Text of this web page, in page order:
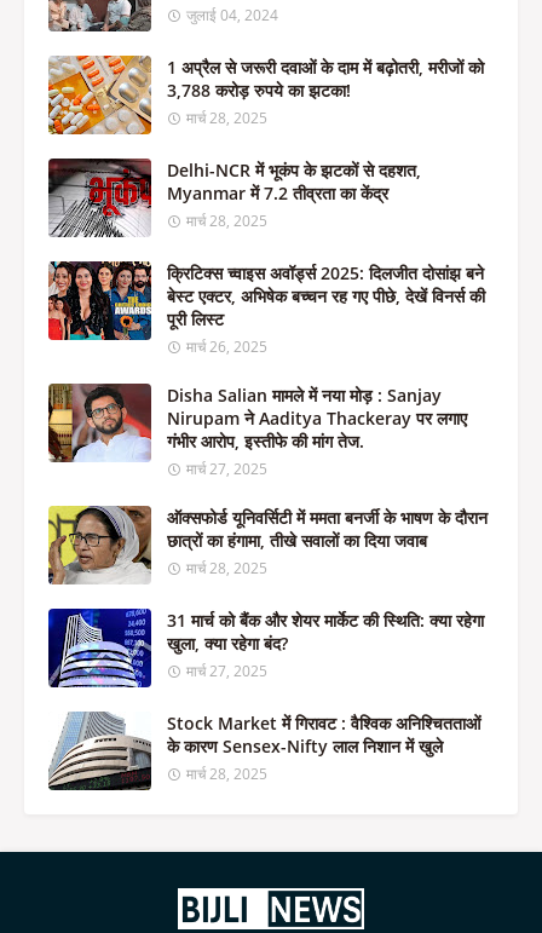
जुलाई 04, 2024
1 अप्रैल से जरूरी दवाओं के दाम में बढ़ोतरी, मरीजों को
3,788 करोड़ रुपये का झटका!
मार्च 28, 2025
Delhi-NCR में भूकंप के झटकों से दहशत,
Myanmar में 7.2 तीव्रता का केंद्र
मार्च 28, 2025
क्रिटिक्स च्वाइस अवॉर्ड्स 2025: दिलजीत दोसांझ बने
बेस्ट एक्टर, अभिषेक बच्चन रह गए पीछे, देखें विनर्स की
पूरी लिस्ट
मार्च 26, 2025
Disha Salian मामले में नया मोड़ : Sanjay
Nirupam ने Aaditya Thackeray पर लगाए
गंभीर आरोप, इस्तीफे की मांग तेज.
मार्च 27, 2025
ऑक्सफोर्ड यूनिवर्सिटी में ममता बनर्जी के भाषण के दौरान
छात्रों का हंगामा, तीखे सवालों का दिया जवाब
मार्च 28, 2025
31 मार्च को बैंक और शेयर मार्केट की स्थिति: क्या रहेगा
खुला, क्या रहेगा बंद?
मार्च 27, 2025
Stock Market में गिरावट : वैश्विक अनिश्चितताओं
के कारण Sensex-Nifty लाल निशान में खुले
मार्च 28, 2025